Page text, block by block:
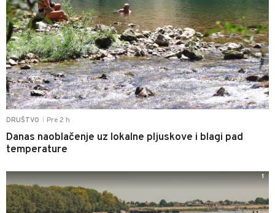
DRUŠTVO Pre 2 h
Danas naoblačenje uz lokalne pljuskove i blagi pad
temperature
1